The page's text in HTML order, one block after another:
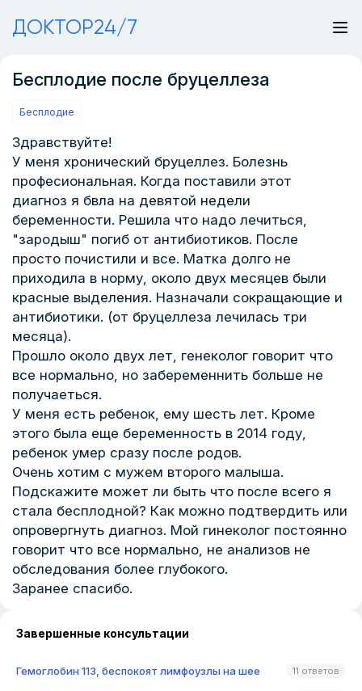
ДОКТОР24/7
Бесплодие после бруцеллеза
Бесплодие
Здравствуйте!
У меня хронический бруцеллез. Болезнь
професиональная. Когда поставили этот
диагноз я бвла на девятой недели
беременности. Решила что надо лечиться,
"зародыш" погиб от антибиотиков. После
просто почистили и все. Матка долго не
приходила в норму, около двух месяцев были
красные выделения. Назначали сокращающие и
антибиотики. (от бруцеллеза лечилась три
месяца).
Прошло около двух лет, генеколог говорит что
все нормально, но забеременнить больше не
получаеться.
У меня есть ребенок, ему шесть лет. Кроме
этого была еще беременность в 2014 году,
ребенок умер сразу после родов.
Очень хотим с мужем второго малыша.
Подскажите может ли быть что после всего я
стала бесплодной? Как можно подтвердить или
опровергнуть диагноз. Мой гинеколог постоянно
говорит что все нормально, не анализов не
обследования более глубокого.
Заранее спасибо.
Завершенные консультации
Гемоглобин 113, беспокоят лимфоузлы на шее 11 ответов